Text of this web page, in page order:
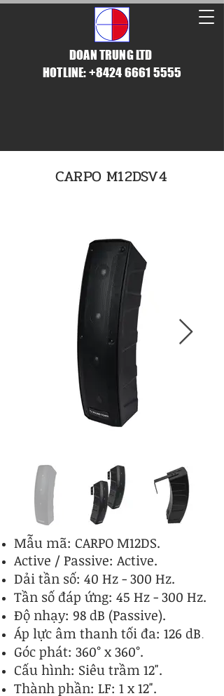
DOAN TRUNG LTD
HOTLINE: +8424 6661 5555
CARPO M12DSV4
Mẫu mã: CARPO M12DS.
Active / Passive: Active.
Dải tần số: 40 Hz - 300 Hz.
Tần số đáp ứng: 45 Hz - 300 Hz.
Độ nhạy: 98 dB (Passive).
Áp lực âm thanh tối đa: 126 dB.
​Góc phát: 360° x 360°.
Cấu hình: Siêu trầm 12".
Thành phần: LF: 1 x 12".